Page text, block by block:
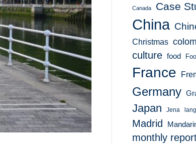
Canada Case
China
Christmas
culture food
France
Germany
Japan Jena
Madrid
monthly